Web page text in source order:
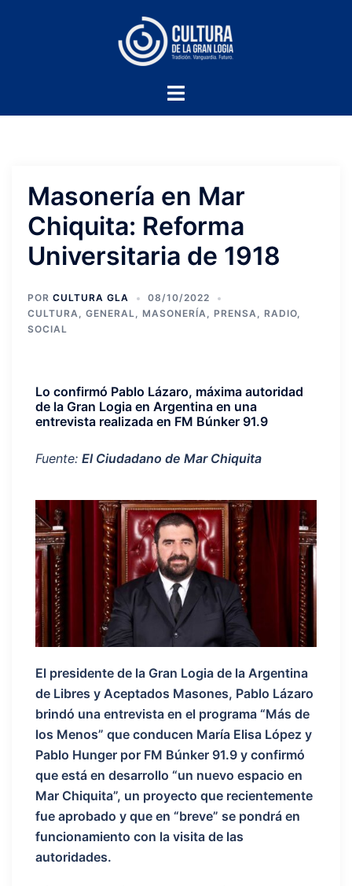
Masonería en Mar
Chiquita: Reforma
Universitaria de 1918
POR CULTURA GLA
08/10/2022
CULTURA, GENERAL, MASONERÍA, PRENSA, RADIO,
SOCIAL
Lo confirmó Pablo Lázaro, máxima autoridad
de la Gran Logia en Argentina en una
entrevista realizada en FM Búnker 91.9
Fuente: El Ciudadano de Mar Chiquita
El presidente de la Gran Logia de la Argentina
de Libres y Aceptados Masones, Pablo Lázaro
brindó una entrevista en el programa “Más de
los Menos” que conducen María Elisa López y
Pablo Hunger por FM Búnker 91.9 y confirmó
que está en desarrollo “un nuevo espacio en
Mar Chiquita”, un proyecto que recientemente
fue aprobado y que en “breve” se pondrá en
funcionamiento con la visita de las
autoridades.